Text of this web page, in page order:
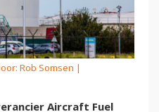
Rob Somsen |
Aircraft Fuel